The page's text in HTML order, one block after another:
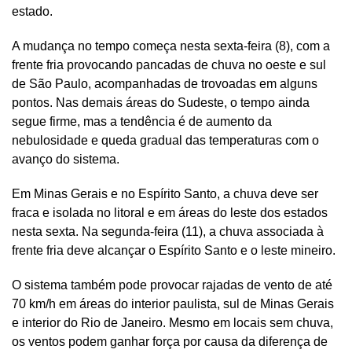
estado.
A mudança no tempo começa nesta sexta-feira (8), com a
frente fria provocando pancadas de chuva no oeste e sul
de São Paulo, acompanhadas de trovoadas em alguns
pontos. Nas demais áreas do Sudeste, o tempo ainda
segue firme, mas a tendência é de aumento da
nebulosidade e queda gradual das temperaturas com o
avanço do sistema.
Em Minas Gerais e no Espírito Santo, a chuva deve ser
fraca e isolada no litoral e em áreas do leste dos estados
nesta sexta. Na segunda-feira (11), a chuva associada à
frente fria deve alcançar o Espírito Santo e o leste mineiro.
O sistema também pode provocar rajadas de vento de até
70 km/h em áreas do interior paulista, sul de Minas Gerais
e interior do Rio de Janeiro. Mesmo em locais sem chuva,
os ventos podem ganhar força por causa da diferença de